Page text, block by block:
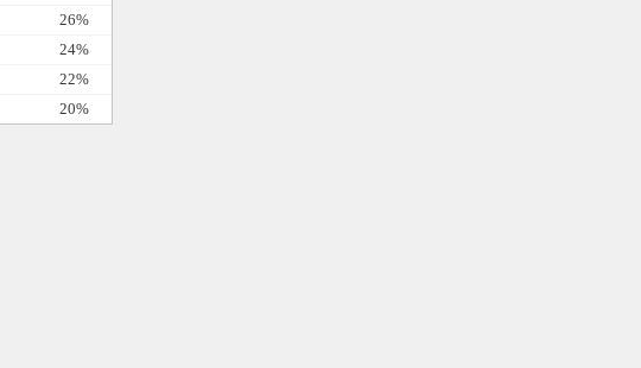
26%
24%
22%
20%